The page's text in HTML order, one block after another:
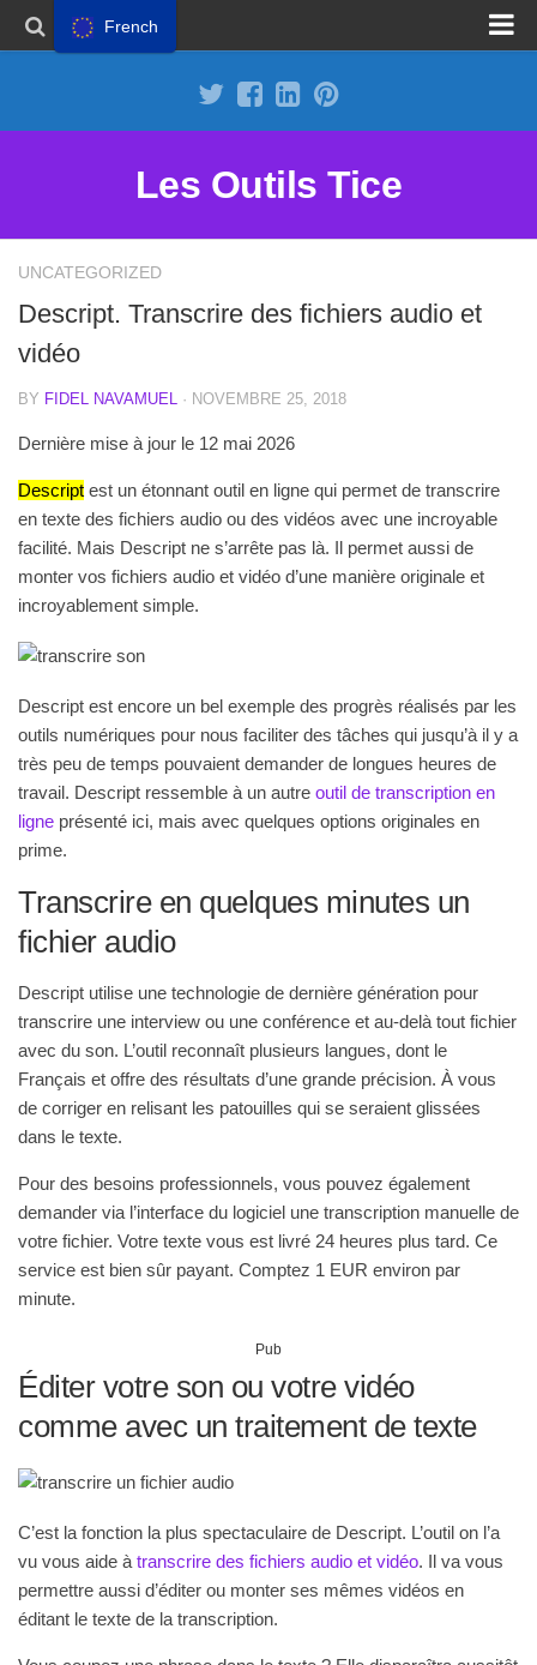
Les Outils Tice
UNCATEGORIZED
Descript. Transcrire des fichiers audio et
vidéo
BY FIDEL NAVAMUEL · NOVEMBRE 25, 2018
Dernière mise à jour le 12 mai 2026
Descript est un étonnant outil en ligne qui permet de transcrire
en texte des fichiers audio ou des vidéos avec une incroyable
facilité. Mais Descript ne s’arrête pas là. Il permet aussi de
monter vos fichiers audio et vidéo d’une manière originale et
incroyablement simple.
Descript est encore un bel exemple des progrès réalisés par les
outils numériques pour nous faciliter des tâches qui jusqu’à il y a
très peu de temps pouvaient demander de longues heures de
travail. Descript ressemble à un autre outil de transcription en
ligne présenté ici, mais avec quelques options originales en
prime.
Transcrire en quelques minutes un
fichier audio
Descript utilise une technologie de dernière génération pour
transcrire une interview ou une conférence et au-delà tout fichier
avec du son. L’outil reconnaît plusieurs langues, dont le
Français et offre des résultats d’une grande précision. À vous
de corriger en relisant les patouilles qui se seraient glissées
dans le texte.
Pour des besoins professionnels, vous pouvez également
demander via l’interface du logiciel une transcription manuelle de
votre fichier. Votre texte vous est livré 24 heures plus tard. Ce
service est bien sûr payant. Comptez 1 EUR environ par
minute.
Pub
Éditer votre son ou votre vidéo
comme avec un traitement de texte
C’est la fonction la plus spectaculaire de Descript. L’outil on l’a
vu vous aide à transcrire des fichiers audio et vidéo. Il va vous
permettre aussi d’éditer ou monter ses mêmes vidéos en
éditant le texte de la transcription.
French